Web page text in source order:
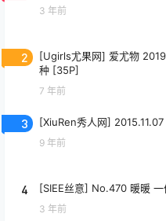
3 年前
2
[Ugirls尤果网] 爱尤物
种 [35P]
7 年前
3 [XiuRen秀人网]
9 年前
4 [SIEE丝意] No.470 暖暖
3 年前